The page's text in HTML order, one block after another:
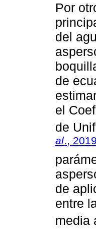
Por
del
de
el
de
al., 2019
de
entre
media